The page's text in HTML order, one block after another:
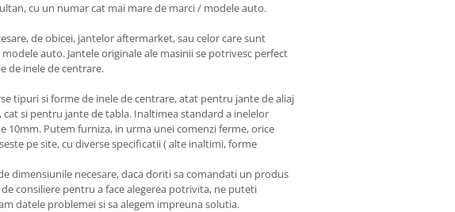
cu un numar cat mai mare de marci / modele auto.
de obicei, jantelor aftermarket, sau celor care sunt
auto. Jantele originale ale masinii se potrivesc perfect
de inele de centrare.
tipuri si forme de inele de centrare, atat pentru jante de aliaj
cat si pentru jante de tabla. Inaltimea standard a inelelor
10mm. Putem furniza, in urma unei comenzi ferme, orice
pe site, cu diverse specificatii ( alte inaltimi, forme
dimensiunile necesare, daca doriti sa comandati un produs
consiliere pentru a face alegerea potrivita, ne puteti
datele problemei si sa alegem impreuna solutia.